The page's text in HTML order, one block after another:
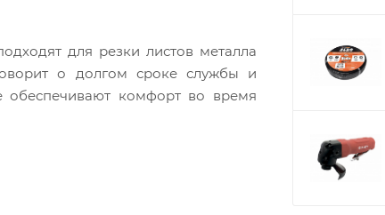
для резки листов металла
о долгом сроке службы и
обеспечивают комфорт во время